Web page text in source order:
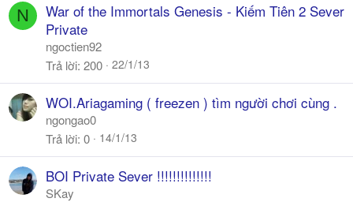
N
War of the Immortals Genesis - Kiếm Tiên 2 Sever
Private
ngoctien92
Trả lời 200 22/1/13
WOI.Ariagaming ( freezen ) tìm người chơi cùng .
ngongao0
Trả lời 0 14/1/13
BOI Private Sever !!!!!!!!!!!!!!
SKay